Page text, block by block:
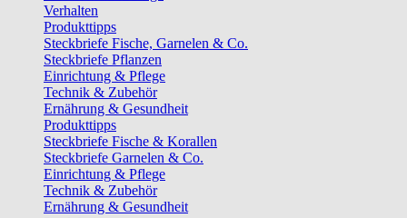
Verhalten
Produkttipps
Steckbriefe Fische, Garnelen & Co.
Steckbriefe Pflanzen
Einrichtung & Pflege
Technik & Zubehör
Ernährung & Gesundheit
Produkttipps
Steckbriefe Fische & Korallen
Steckbriefe Garnelen & Co.
Einrichtung & Pflege
Technik & Zubehör
Ernährung & Gesundheit